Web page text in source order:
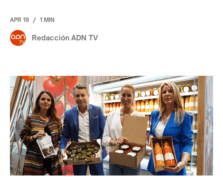
APR 19 / 1 MIN
Redacción ADN TV